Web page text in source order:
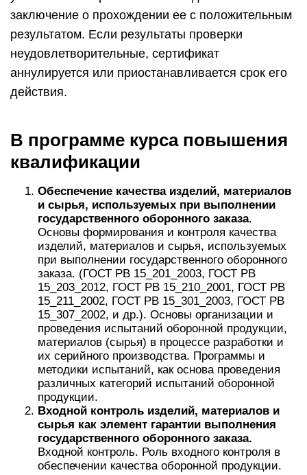
заключение о прохождении ее с положительным
результатом. Если результаты проверки
неудовлетворительные, сертификат
аннулируется или приостанавливается срок его
действия.
В программе курса повышения
квалификации
Обеспечение качества изделий, материалов
и сырья, используемых при выполнении
государственного оборонного заказа.
Основы формирования и контроля качества
изделий, материалов и сырья, используемых
при выполнении государственного оборонного
заказа. (ГОСТ РВ 15_201_2003, ГОСТ РВ
15_203_2012, ГОСТ РВ 15_210_2001, ГОСТ РВ
15_211_2002, ГОСТ РВ 15_301_2003, ГОСТ РВ
15_307_2002, и др.). Основы организации и
проведения испытаний оборонной продукции,
материалов (сырья) в процессе разработки и
их серийного производства. Программы и
методики испытаний, как основа проведения
различных категорий испытаний оборонной
продукции.
Входной контроль изделий, материалов и
сырья как элемент гарантии выполнения
государственного оборонного заказа.
Входной контроль. Роль входного контроля в
обеспечении качества оборонной продукции.